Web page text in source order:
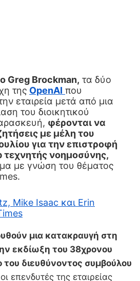
Greg Brockman, τα δύο
της OpenAI που
εταιρεία μετά από μια
του διοικητικού
φέρονται να
με μέλη του
για την επιστροφή
νοημοσύνης,
με γνώση του θέματος
Mike Isaac και Erin
μια κατακραυγή στη
εκδίωξη του 38χρονου
διευθύνοντος συμβούλου
επενδυτές της εταιρείας